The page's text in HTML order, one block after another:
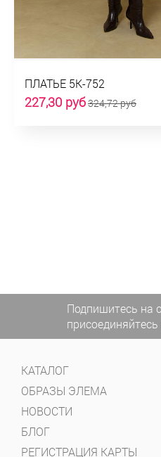
ПЛАТЬЕ 5К-752
227,30 руб324,72 руб
Подпишитесь на
КАТАЛОГ
ОБРАЗЫ ЭЛЕМА
НОВОСТИ
БЛОГ
РЕГИСТРАЦИЯ КАРТЫ